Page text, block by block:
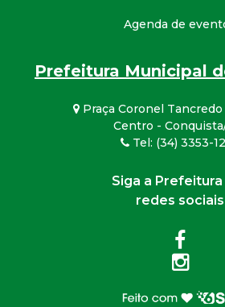
Agenda de
Prefeitura Municipal
Praça Coronel Tancredo
Centro -
Tel: (34) 3353-
Siga a Prefeitura
redes sociais